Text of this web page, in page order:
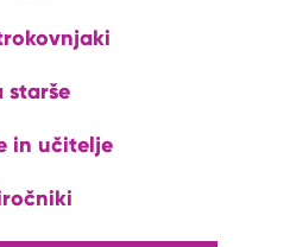
starše
in učitelje